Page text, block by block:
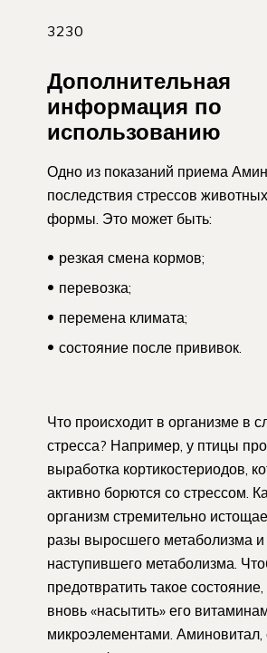
3230
Дополнительная
информация по
использованию
Одно из показаний приема
последствия стрессов
формы. Это может быть:
резкая смена кормов;
перевозка;
перемена климата;
состояние после прививок.
Что происходит в организме в
стресса? Например, у птицы
выработка кортикостериодов,
активно борются со стрессом.
организм стремительно
разы выросшего метаболизма и
наступившего метаболизма.
предотвратить такое
вновь «насытить» его
микроэлементами. Аминовитал,